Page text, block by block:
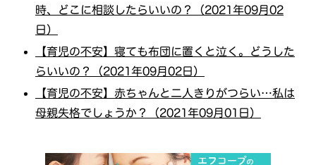
時、どこに相談したらいいの？（2021年09月02
日）
【育児の不安】寝ても布団に置くと泣く。どうした
らいいの？（2021年09月02日）
【育児の不安】赤ちゃんと二人きりがつらい…私は
母親失格でしょうか？（2021年09月01日）